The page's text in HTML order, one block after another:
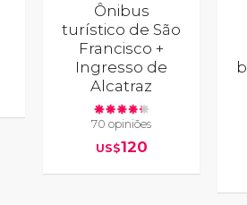
Ônibus
turístico de São
Francisco +
Ingresso de
Alcatraz
70 opiniões
US$120